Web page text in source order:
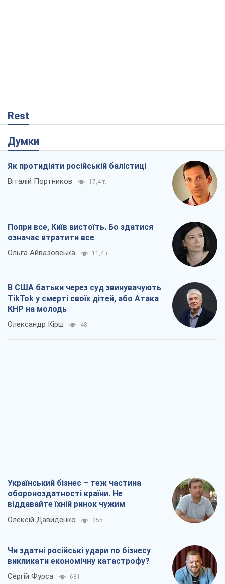
Rest
Думки
Як протидіяти російській балістиці
Віталій Портников 17,4 т.
Попри все, Київ вистоїть. Бо здатися
означає втратити все
Ольга Айвазовська 11,4 т.
В США батьки через суд звинувачують
TikTok у смерті своїх дітей, або Атака
КНР на молодь
Олександр Кірш 48
Український бізнес – теж частина
обороноздатності країни. Не
віддавайте їхній ринок чужим
Олексій Давиденко 255
Чи здатні російські удари по бізнесу
викликати економічну катастрофу?
Сергій Фурса 681